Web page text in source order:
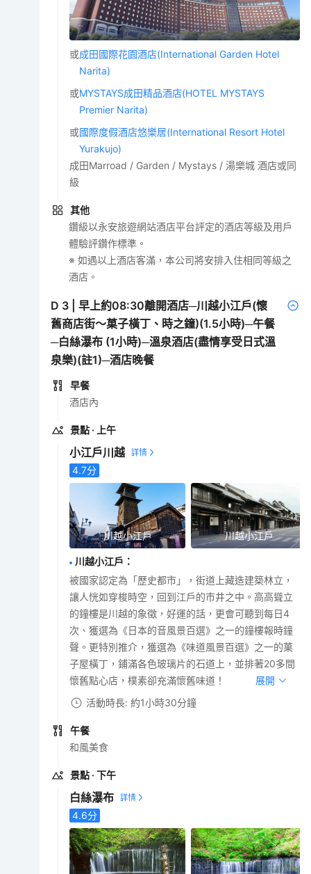
或成田國際花園酒店(International Garden Hotel
Narita)
或MYSTAYS成田精品酒店(HOTEL MYSTAYS
Premier Narita)
或國際度假酒店悠樂居(International Resort Hotel
Yurakujo)
成田Marroad / Garden / Mystays / 湯樂城 酒店或同
級
其他
鑽級以永安旅遊網站酒店平台評定的酒店等級及用戶
體驗評鑽作標準。
※ 如遇以上酒店客滿，本公司將安排入住相同等級之
酒店。
D 3 |早上約08:30離開酒店─川越小江戶(懷
舊商店街～菓子橫丁、時之鐘)(1.5小時)─午餐
─白絲瀑布 (1小時)─溫泉酒店(盡情享受日式溫
泉樂)(註1)─酒店晚餐
早餐
酒店內
景點 · 上午
小江戶川越
4.7分
川越小江戶 川越小江戶
川越小江戶 ：
被國家認定為「歷史都市」，街道上藏造建築林立，
讓人恍如穿梭時空，回到江戶的市井之中。高高聳立
的鐘樓是川越的象徵，好運的話，更會可聽到每日4
次、獲選為《日本的音風景百選》之一的鐘樓報時鐘
聲。更特別推介，獲選為《味道風景百選》之一的菓
子屋橫丁，鋪滿各色玻璃片的石道上，並排著20多間
懷舊點心店，樸素卻充滿懷舊味道！
展開
活動時長: 約1小時30分鐘
午餐
和風美食
景點 · 下午
白絲瀑布
4.6分